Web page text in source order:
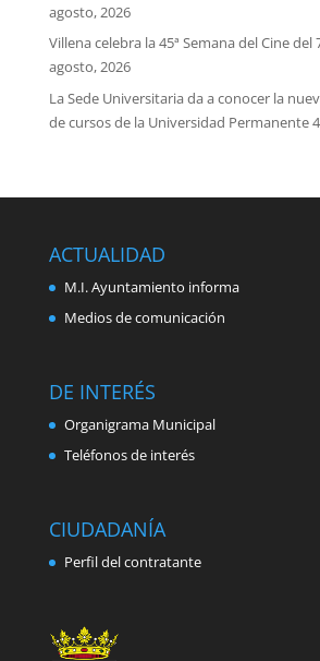
agosto, 2026
Villena celebra la 45ª Semana del Cine del
agosto, 2026
La Sede Universitaria da a conocer la
de cursos de la Universidad Permanente
ACTUALIDAD
M.I. Ayuntamiento informa
Medios de comunicación
DE INTERÉS
Organigrama Municipal
Teléfonos de interés
CIUDADANÍA
Perfil del contratante